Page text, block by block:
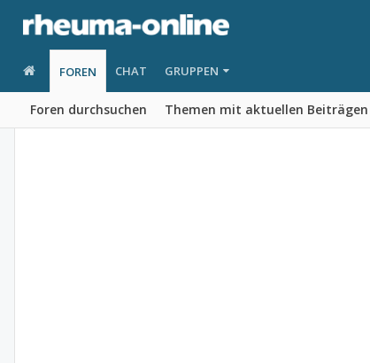
FOREN
Foren durchsuchen Themen mit aktuellen Beiträgen
CHAT GRUPPEN